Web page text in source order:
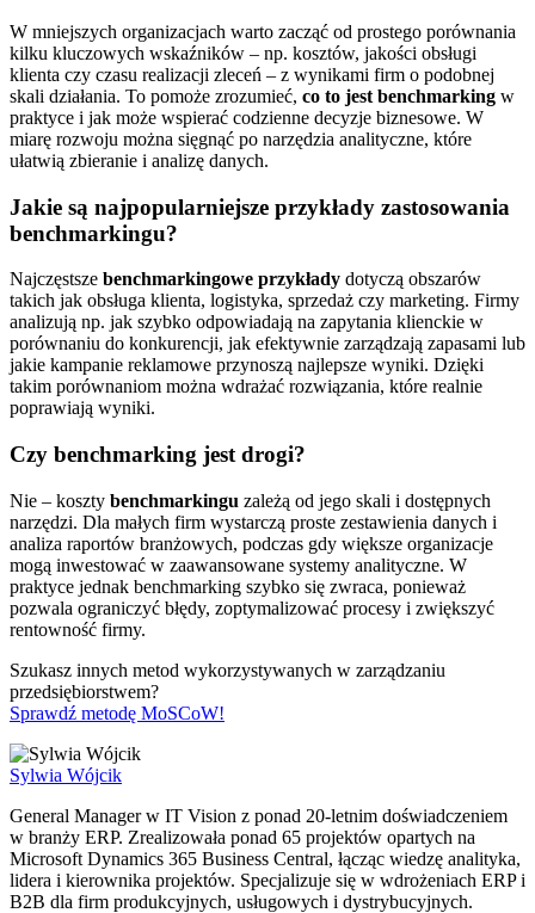
W mniejszych organizacjach warto zacząć od prostego porównania
kilku kluczowych wskaźników – np. kosztów, jakości obsługi
klienta czy czasu realizacji zleceń – z wynikami firm o podobnej
skali działania. To pomoże zrozumieć, co to jest benchmarking w
praktyce i jak może wspierać codzienne decyzje biznesowe. W
miarę rozwoju można sięgnąć po narzędzia analityczne, które
ułatwią zbieranie i analizę danych.
Jakie są najpopularniejsze przykłady zastosowania
benchmarkingu?
Najczęstsze benchmarkingowe przykłady dotyczą obszarów
takich jak obsługa klienta, logistyka, sprzedaż czy marketing. Firmy
analizują np. jak szybko odpowiadają na zapytania klienckie w
porównaniu do konkurencji, jak efektywnie zarządzają zapasami lub
jakie kampanie reklamowe przynoszą najlepsze wyniki. Dzięki
takim porównaniom można wdrażać rozwiązania, które realnie
poprawiają wyniki.
Czy benchmarking jest drogi?
Nie – koszty benchmarkingu zależą od jego skali i dostępnych
narzędzi. Dla małych firm wystarczą proste zestawienia danych i
analiza raportów branżowych, podczas gdy większe organizacje
mogą inwestować w zaawansowane systemy analityczne. W
praktyce jednak benchmarking szybko się zwraca, ponieważ
pozwala ograniczyć błędy, zoptymalizować procesy i zwiększyć
rentowność firmy.
Szukasz innych metod wykorzystywanych w zarządzaniu
przedsiębiorstwem?
Sprawdź metodę MoSCoW!
Sylwia Wójcik
General Manager w IT Vision z ponad 20-letnim doświadczeniem
w branży ERP. Zrealizowała ponad 65 projektów opartych na
Microsoft Dynamics 365 Business Central, łącząc wiedzę analityka,
lidera i kierownika projektów. Specjalizuje się w wdrożeniach ERP i
B2B dla firm produkcyjnych, usługowych i dystrybucyjnych.